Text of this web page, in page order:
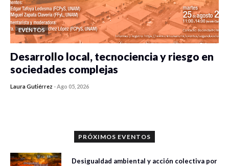
EVENTOS
Desarrollo local, tecnociencia y riesgo en
sociedades complejas
Laura Gutiérrez -Ago 05, 2026
PRÓXIMOS EVENTOS
Desigualdad ambiental y acción colectiva por